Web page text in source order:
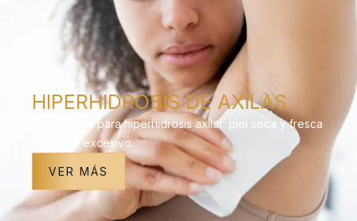
HIPERHIDROSIS DE AXILAS​
Tratamiento para hiperhidrosis axilar: piel seca y fresca
sin sudor excesivo.
VER MÁS